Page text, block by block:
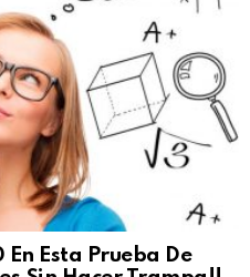
Esta Prueba De